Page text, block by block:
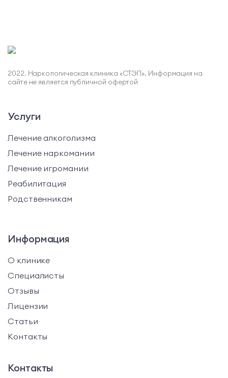
2022. Наркологическая клиника «СТЭП». Информация на
сайте не является публичной офертой
Услуги
Лечение алкоголизма
Лечение наркомании
Лечение игромании
Реабилитация
Родственникам
Информация
О клинике
Специалисты
Отзывы
Лицензии
Статьи
Контакты
Контакты